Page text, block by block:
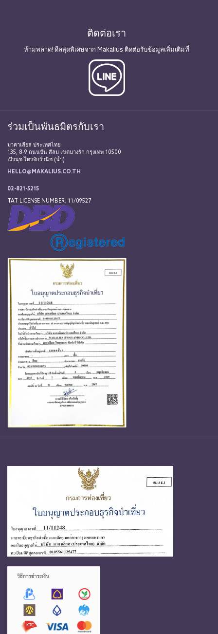
ติดต่อเรา
ห้ามพลาด! ดีลสุดพิเศษจาก Makalius ติดต่อรับข้อมูลเพิ่มเติมที่
ร่วมเป็นพันธมิตรกับเรา
มาคาเลียส ประเทศไทย
135, 8-9 ถนนปัน สีลม เขตบางรัก กรุงเทพ 10500
ณีรนุช ไตรจักร์วนิช (น้ำ)
HELLO@MAKALIUS.CO.TH
02-821-5215
TAT LICENSE NUMBER: 11/09527